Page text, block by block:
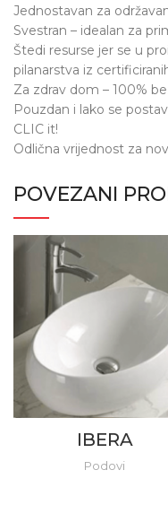
Jednostavan za
Svestran – idealan za
Štedi resurse jer se u
pilanarstva iz
Za zdrav dom – 100%
Pouzdan i lako se
CLIC it!
Odlična vrijednost za
POVEZANI
IBERA
Podovi